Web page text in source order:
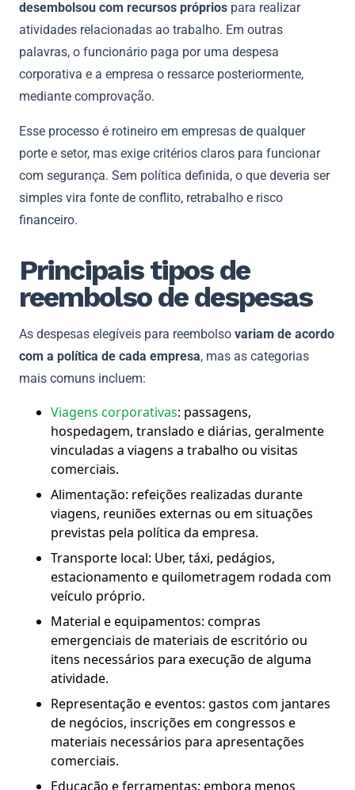
desembolsou com recursos próprios para realizar
atividades relacionadas ao trabalho. Em outras
palavras, o funcionário paga por uma despesa
corporativa e a empresa o ressarce posteriormente,
mediante comprovação.
Esse processo é rotineiro em empresas de qualquer
porte e setor, mas exige critérios claros para funcionar
com segurança. Sem política definida, o que deveria ser
simples vira fonte de conflito, retrabalho e risco
financeiro.
Principais tipos de
reembolso de despesas
As despesas elegíveis para reembolso variam de acordo
com a política de cada empresa, mas as categorias
mais comuns incluem:
Viagens corporativas: passagens,
hospedagem, translado e diárias, geralmente
vinculadas a viagens a trabalho ou visitas
comerciais.
Alimentação: refeições realizadas durante
viagens, reuniões externas ou em situações
previstas pela política da empresa.
Transporte local: Uber, táxi, pedágios,
estacionamento e quilometragem rodada com
veículo próprio.
Material e equipamentos: compras
emergenciais de materiais de escritório ou
itens necessários para execução de alguma
atividade.
Representação e eventos: gastos com jantares
de negócios, inscrições em congressos e
materiais necessários para apresentações
comerciais.
Educação e ferramentas: embora menos